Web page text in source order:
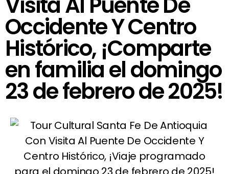
Occidente Y Centro
Histórico, ¡Comparte
en familia el domingo
23 de febrero de 2025!